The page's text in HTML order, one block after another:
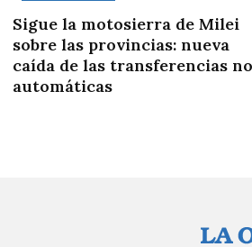
Sigue la motosierra de Milei
sobre las provincias: nueva
caída de las transferencias no
automáticas